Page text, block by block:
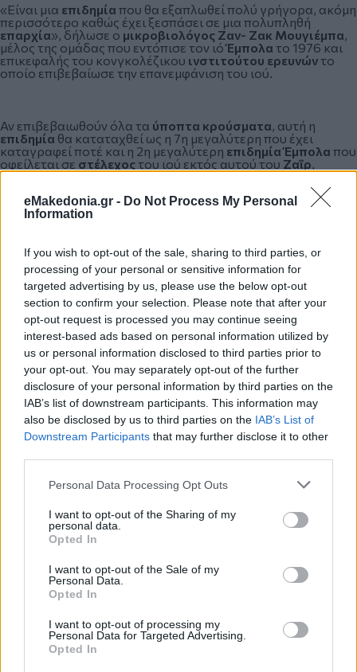
eMakedonia.gr - Do Not Process My Personal
Information
If you wish to opt-out of the sale, sharing to third parties, or
processing of your personal or sensitive information for
targeted advertising by us, please use the below opt-out
section to confirm your selection. Please note that after your
opt-out request is processed you may continue seeing
interest-based ads based on personal information utilized by
us or personal information disclosed to third parties prior to
your opt-out. You may separately opt-out of the further
disclosure of your personal information by third parties on the
IAB’s list of downstream participants. This information may
also be disclosed by us to third parties on the IAB’s List of
Downstream Participants that may further disclose it to other
Please note that this website/app uses one or more Google
not limited to your visit or usage behaviour. You may click to
grant or deny consent to Google and its third-party tags to
use your data for below specified purposes in below Google
consent section.
Personal Data Processing Opt Outs
I want to opt-out of the Sharing of my
personal data.
Opted In
I want to opt-out of the Sale of my
Personal Data.
Opted In
I want to opt-out of processing my
Personal Data for Targeted Advertising.
Opted In
«Είναι μια επιδημία που θα εξαπλωθεί πολύ γρήγορα, ακόμη
περισσότερο καθώς έχει ξεσπάσει σε μια πολυπληθή
επαρχία», δήλωσε ο μικροβιολόγος Ζαν- Ζακ Μουγιέμπα
μέλος της ομάδας που εντόπισε τον ιόΈμπολα το 1976 και
επικεφαλής του κονγκολέζικου ινστιτούτου ερευνώντο
οποίο επιβεβαίωσε την επανεμφάνιση του ιού.
Αν επιβεβαιωθούν όλα τα ύποπτα κρούσματα , αυτή η
επιδημία θα καταταχθεί ως η 7η μεγαλύτερη που έχει
καταγραφεί ποτέ και η 2η μεγαλύτερη επιδημία Έμπολα που
οφείλεται σε στέλεχοςτου ιού εκτός αυτού του Ζαΐρ
σύμφωνα με τουςειδικούς.
Παράλληλα έχουν ξεκινήσειεπιδημιολογικές έρευνες
να εντοπιστεί ηπηγήτηςεπιδημίας.
Αυτή τη στιγμή το πρώτο επιβεβαιωμένο κρούσμα αφορά
έναννοσηλευτήο οποίος πήγε στις 24 Απριλίου σεκέντρο
υγείαςτηςΜπούνια, πρωτεύουσας τουΙτούρι.
Όμως η πηγήτηςεπιδημίαςεντοπίζεται περίπου 90
χιλιόμετρα μακριά, στηνυγειονομική ζώνη
ξεκίνησε σε αυτήν τηντοποθεσίακαι ότι τακρούσματαστη
ενημερώθηκε για την εμφάνιση μιας ασθένειας
θνησιμότητα
περιοχή Μονγκμπουάλου.
Όσοι προσβάλλονται από το στέλεχος Bundibugyo
εμφανίζουνσυμπτώματαπου μοιάζουν με αυτά της γρίπης
ελονοσίας, γεγονός που μπορεί να καθυστερήσει τον
εντοπισμό του ιού.